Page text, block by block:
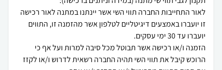
לאור התחייבות החברה תווי השי אשר יינתנו במתנה לאור רכישה
זו יועברו באמצעים דיגיטליים לטלפון אשר מהזמנה זו, התווים
הזמנה ו/או רכישה אשר תבוטל מכל סיבה למרות ועל אף כי
הרוכש קיבל את תווי השי תהיה החברה רשאית לדרוש ו/או לקזז